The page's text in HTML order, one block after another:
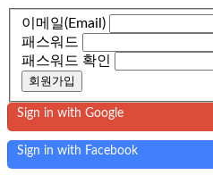
이메일(Email)
패스워드
패스워드 확인
회원가입
Sign in with Google
Sign in with Facebook